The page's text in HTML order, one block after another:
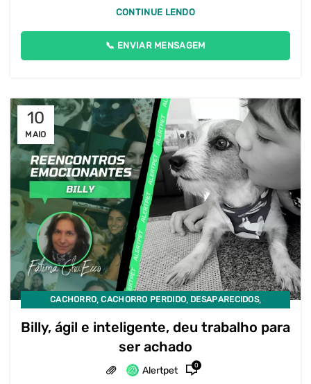
CONTINUE LENDO
📞 ENVIAR MENSAGEM
10
MAIO
CACHORRO,CACHORRO PERDIDO, DESAPARECIDOS,
Billy, ágil e inteligente, deu trabalho para
ser achado
Alertpet 0